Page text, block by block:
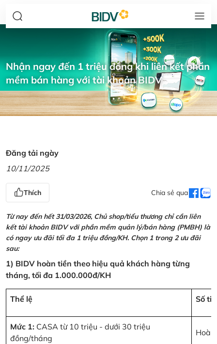
Nhận ngay đến 1 triệu đồng khi liên kết phần
mềm bán hàng với tài khoản BIDV
Đăng tải ngày
10/11/2025
Thích Chia sẻ qua
Từ nay đến hết 31/03/2026, Chủ shop/tiểu thương chỉ cần liên
kết tài khoản BIDV với phần mềm quản lý/bán hàng (PMBH) là
có ngay ưu đãi tối đa 1 triệu đồng/KH. Chọn 1 trong 2 ưu đãi
sau:
1) BIDV hoàn tiền theo hiệu quả khách hàng từng
tháng, tối đa 1.000.000đ/KH
Thể lệ Số
Mức 1: CASA từ 10 triệu - dưới 30 triệu
đồng/tháng